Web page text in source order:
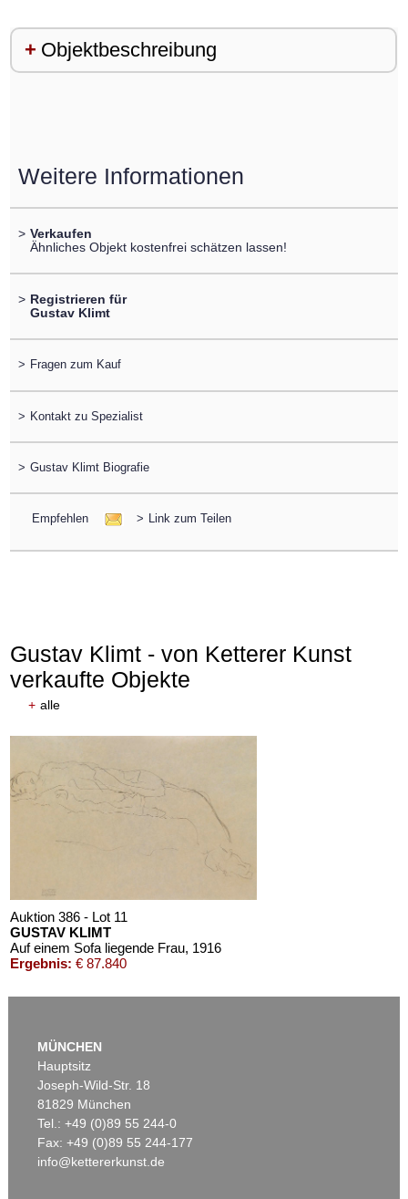
Objektbeschreibung
Weitere Informationen
> Verkaufen
Ähnliches Objekt kostenfrei schätzen lassen!
> Registrieren für
Gustav Klimt
> Fragen zum Kauf
> Kontakt zu Spezialist
> Gustav Klimt Biografie
Empfehlen > Link zum Teilen
Gustav Klimt - von Ketterer Kunst
verkaufte Objekte
+ alle
Auktion 386 - Lot 11
GUSTAV KLIMT
Auf einem Sofa liegende Frau, 1916
Ergebnis: € 87.840
Auktion 392 - Lot 23
MÜNCHEN
Hauptsitz
Joseph-Wild-Str. 18
81829 München
Tel.: +49 (0)89 55 244-0
Fax: +49 (0)89 55 244-177
info@kettererkunst.de